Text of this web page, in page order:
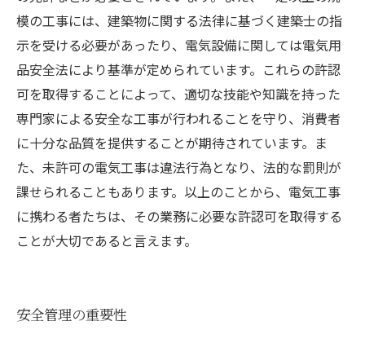
模の工事には、建築物に関する法律に基づく建築士の指
示を受ける必要があったり、電気設備に関しては電気用
品安全法により基準が定められています。これらの許認
可を取得することによって、適切な技能や知識を持った
専門家による安全な工事が行われることを守り、消費者
に十分な品質を提供することが期待されています。ま
た、未許可の電気工事は違法行為となり、法的な罰則が
課せられることもあります。以上のことから、電気工事
に携わる者たちは、その業務に必要な許認可を取得する
ことが大切であると言えます。
安全管理の重要性